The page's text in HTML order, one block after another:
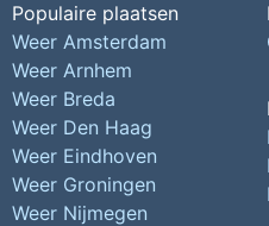
Populaire plaatsen
Weer Amsterdam
Weer Arnhem
Weer Breda
Weer Den Haag
Weer Eindhoven
Weer Groningen
Weer Nijmegen